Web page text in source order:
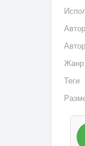
Жанр
Теги